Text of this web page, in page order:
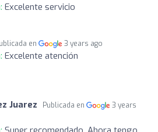
Excelente servicio
en 3 years ago
Excelente atención
Juarez Publicada en
3 years